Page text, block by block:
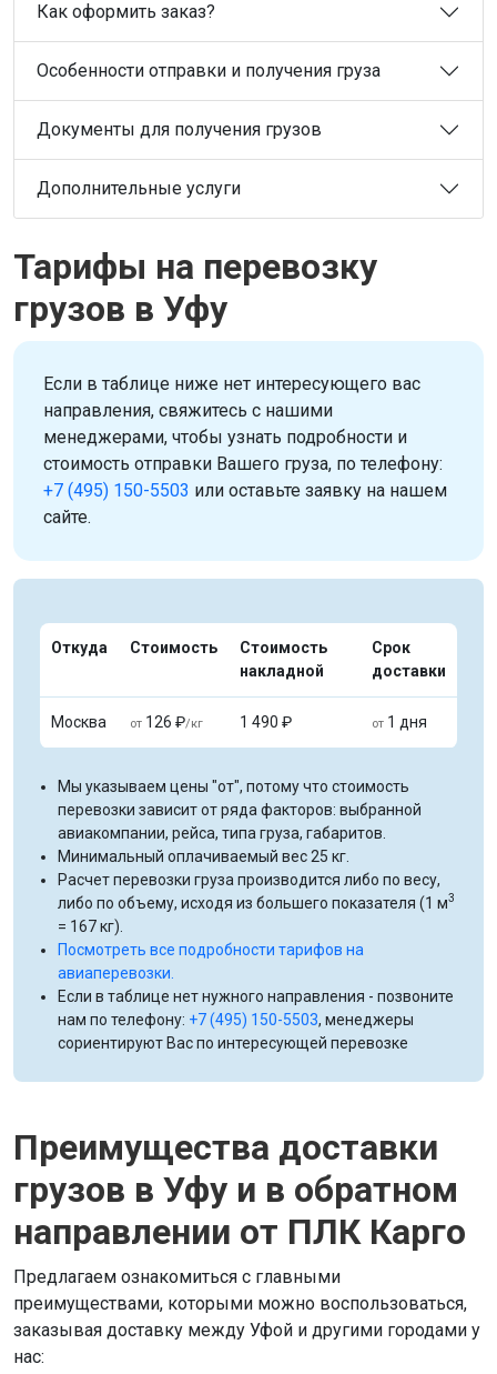
Как оформить заказ?
Особенности отправки и получения груза
Документы для получения грузов
Дополнительные услуги
Тарифы на перевозку
грузов в Уфу
Если в таблице ниже нет интересующего вас
направления, свяжитесь с нашими
менеджерами, чтобы узнать подробности и
стоимость отправки Вашего груза, по телефону:
+7 (495) 150-5503 или оставьте заявку на нашем
сайте.
Откуда Стоимость
Стоимость
накладной
Срок
доставки
Москва от 126 ₽/кг 1 490 ₽ от 1 дня
Мы указываем цены "от", потому что стоимость
перевозки зависит от ряда факторов: выбранной
авиакомпании, рейса, типа груза, габаритов.
Минимальный оплачиваемый вес 25 кг.
Расчет перевозки груза производится либо по весу,
либо по объему, исходя из большего показателя (1 м3
= 167 кг).
Посмотреть все подробности тарифов на
авиаперевозки.
Если в таблице нет нужного направления - позвоните
нам по телефону: +7 (495) 150-5503, менеджеры
сориентируют Вас по интересующей перевозке
Преимущества доставки
грузов в Уфу и в обратном
направлении от ПЛК Карго
Предлагаем ознакомиться с главными
преимуществами, которыми можно воспользоваться,
заказывая доставку между Уфой и другими городами у
нас: